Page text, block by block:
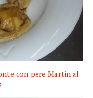
con pere Martin al